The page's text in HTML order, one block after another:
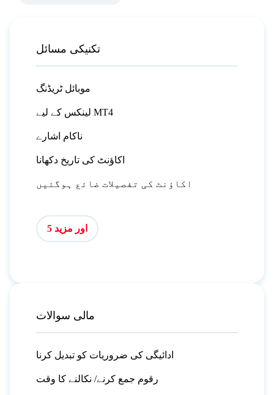
تکنیکی مسائل
موبائل ٹریڈنگ
لینکس کے لیے MT4
ناکام اشارے
اکاؤنٹ کی تاریخ دکھانا
اکاؤنٹ کی تفصیلات ضائع ہوگئیں
اور مزید 5
مالی سوالات
ادائیگی کی ضروریات کو تبدیل کرنا
رقوم جمع کرنے/ نکالنے کا وقت